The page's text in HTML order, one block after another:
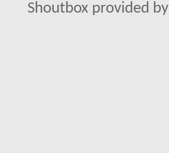
Shoutbox provided by